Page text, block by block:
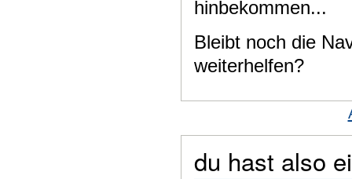
hinbekommen...
Bleibt noch die
weiterhelfen?
du hast also